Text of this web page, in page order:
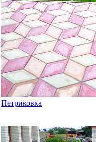
Петриковка